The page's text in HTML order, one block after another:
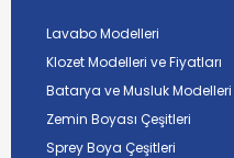
Lavabo Modelleri
Klozet Modelleri ve Fiyatları
Batarya ve Musluk Modelleri
Zemin Boyası Çeşitleri
Sprey Boya Çeşitleri